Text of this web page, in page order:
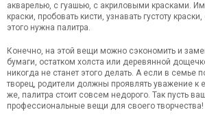
акварелью, с гуашью, с акриловыми красками.
краски, пробовать кисти, узнавать густоту
этого нужна палитра.
Конечно, на этой вещи можно сэкономить и
бумаги, остатком холста или деревянной
никогда не станет этого делать. А если в семье
творец, родители должны проявлять уважение к
же, палитра стоит совсем недорого. Так пусть
профессиональные вещи для своего творчества!